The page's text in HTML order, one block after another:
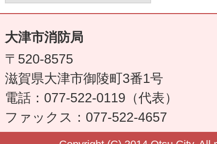
大津市消防局
〒520-8575
滋賀県大津市御陵町3番1号
電話：077-522-0119（代表）
ファックス：077-522-4657